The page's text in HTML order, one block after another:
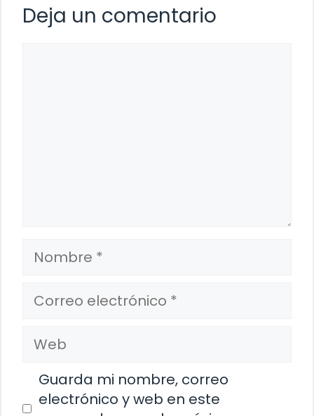
Deja un comentario
Nombre
Correo
electrónico
Web
Guarda mi nombre, correo
electrónico y web en este